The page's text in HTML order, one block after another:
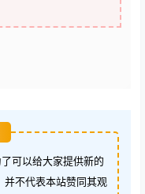
可以给大家提供新的
并不代表本站赞同其观